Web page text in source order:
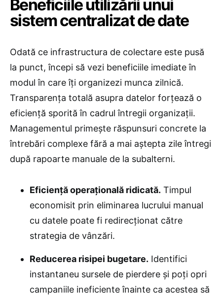
Beneficiile utilizării unui
sistem centralizat de date
Odată ce infrastructura de colectare este pusă
la punct, începi să vezi beneficiile imediate în
modul în care îți organizezi munca zilnică.
Transparența totală asupra datelor forțează o
eficiență sporită în cadrul întregii organizații.
Managementul primește răspunsuri concrete la
întrebări complexe fără a mai aștepta zile întregi
după rapoarte manuale de la subalterni.
Eficiență operațională ridicată. Timpul
economisit prin eliminarea lucrului manual
cu datele poate fi redirecționat către
strategia de vânzări.
Reducerea risipei bugetare. Identifici
instantaneu sursele de pierdere și poți opri
campaniile ineficiente înainte ca acestea să